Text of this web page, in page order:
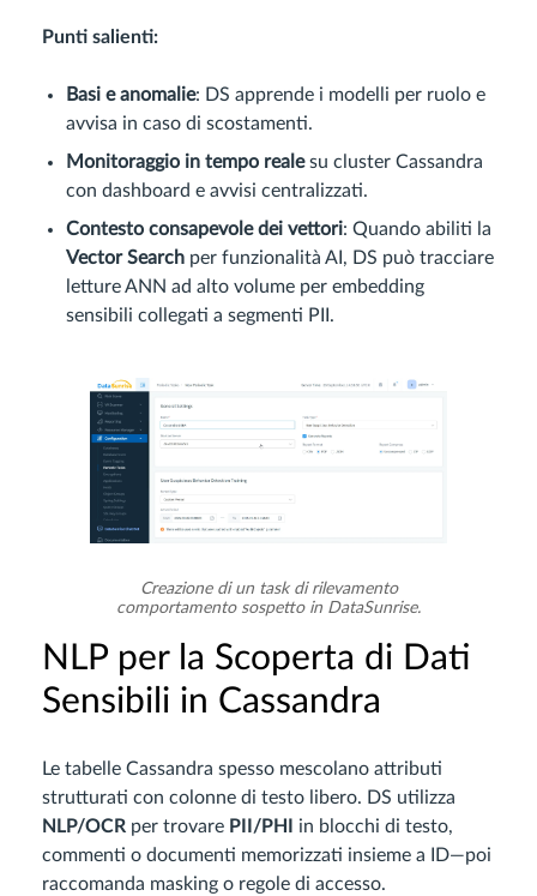
Punti salienti:
Basi e anomalie: DS apprende i modelli per ruolo e
avvisa in caso di scostamenti.
Monitoraggio in tempo realesu cluster Cassandra
con dashboard e avvisi centralizzati.
Contesto consapevole dei vettori: Quando abiliti la
Vector Search per funzionalità AI, DS può tracciare
letture ANN ad alto volume per embedding
sensibili collegati a segmenti PII.
Creazione di un task di rilevamento
comportamento sospetto in DataSunrise.
NLP per la Scoperta di Dati
Sensibili in Cassandra
Le tabelle Cassandra spesso mescolano attributi
strutturati con colonne di testo libero. DS utilizza
NLP/OCR per trovare PII/PHI
in blocchi di testo,
commenti o documenti memorizzati insieme a ID—poi
raccomanda masking o regole di accesso.